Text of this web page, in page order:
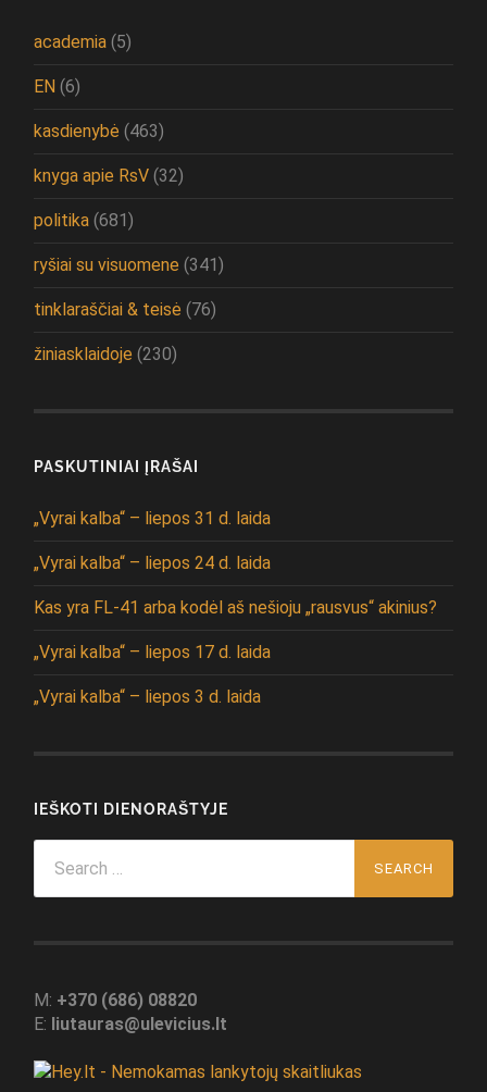
academia (5)
EN (6)
kasdienybė (463)
knyga apie RsV (32)
politika (681)
ryšiai su visuomene (341)
tinklaraščiai & teisė (76)
žiniasklaidoje (230)
PASKUTINIAI ĮRAŠAI
„Vyrai kalba“ – liepos 31 d. laida
„Vyrai kalba“ – liepos 24 d. laida
Kas yra FL-41 arba kodėl aš nešioju „rausvus“ akinius?
„Vyrai kalba“ – liepos 17 d. laida
„Vyrai kalba“ – liepos 3 d. laida
IEŠKOTI DIENORAŠTYJE
for:
M: +370 (686) 08820
E: liutauras@ulevicius.lt